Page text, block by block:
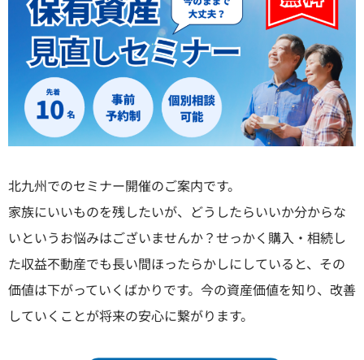
北九州でのセミナー開催のご案内です。
家族にいいものを残したいが、どうしたらいいか分からな
いというお悩みはございませんか？せっかく購入・相続し
た収益不動産でも長い間ほったらかしにしていると、その
価値は下がっていくばかりです。今の資産価値を知り、改善
していくことが将来の安心に繋がります。